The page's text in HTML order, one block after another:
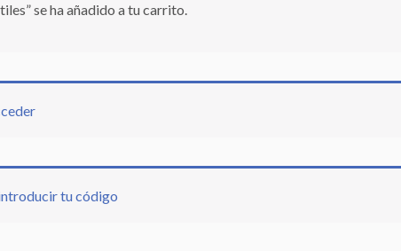
se ha añadido a tu carrito.
tu código